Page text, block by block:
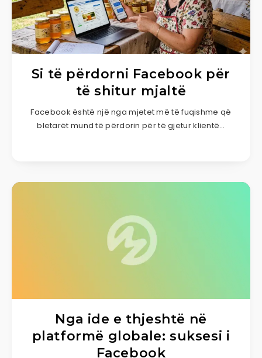
Si të përdorni Facebook për
të shitur mjaltë
Facebook është një nga mjetet më të fuqishme që
bletarët mund të përdorin për të gjetur klientë…
Nga ide e thjeshtë në
platformë globale: suksesi i
Facebook